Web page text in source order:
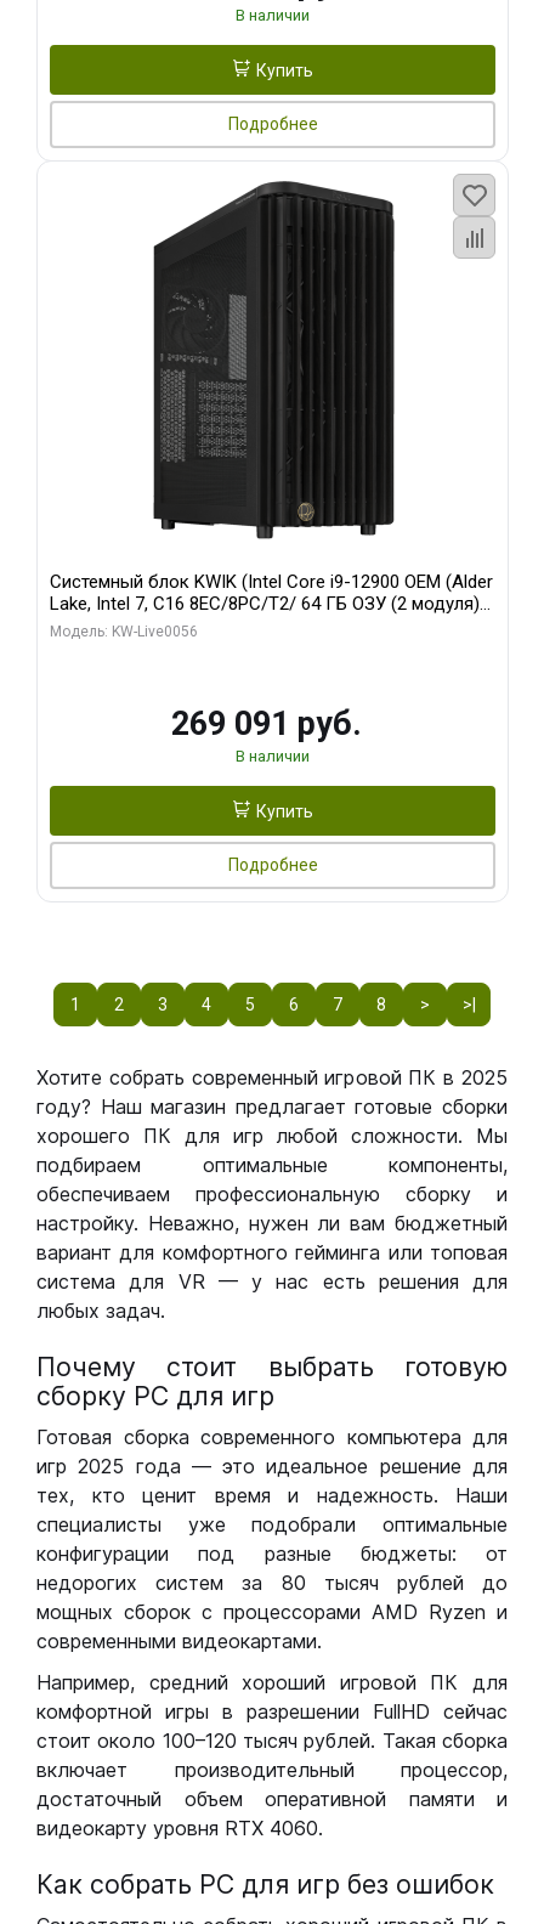
В наличии
Купить
Подробнее
Системный блок KWIK (Intel Core i9-12900 OEM (Alder
Lake, Intel 7, C16 8EC/8PC/T2/ 64 ГБ ОЗУ (2 модуля)/
Palit RTX5080 INFINITY 3 OC 16GB GDDR7 256bit 3xDP
Модель: KW-Live0056
269 091 руб.
В наличии
Купить
Подробнее
1 2 3 4 5 6 7 8 > >|
Хотите собрать современный игровой ПК в 2025
году? Наш магазин предлагает готовые сборки
хорошего ПК для игр любой сложности. Мы
подбираем оптимальные компоненты,
обеспечиваем профессиональную сборку и
настройку. Неважно, нужен ли вам бюджетный
вариант для комфортного гейминга или топовая
система для VR — у нас есть решения для
любых задач.
Почему стоит выбрать готовую
сборку РС для игр
Готовая сборка современного компьютера для
игр 2025 года — это идеальное решение для
тех, кто ценит время и надежность. Наши
специалисты уже подобрали оптимальные
конфигурации под разные бюджеты: от
недорогих систем за 80 тысяч рублей до
мощных сборок с процессорами AMD Ryzen и
современными видеокартами.
Например, средний хороший игровой ПК для
комфортной игры в разрешении FullHD сейчас
стоит около 100–120 тысяч рублей. Такая сборка
включает производительный процессор,
достаточный объем оперативной памяти и
видеокарту уровня RTX 4060.
Как собрать РС для игр без ошибок